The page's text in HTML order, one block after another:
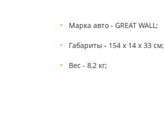
Марка авто - GREAT WALL;
Габариты - 154 х 14 х 33 см;
Вес - 8,2 кг;